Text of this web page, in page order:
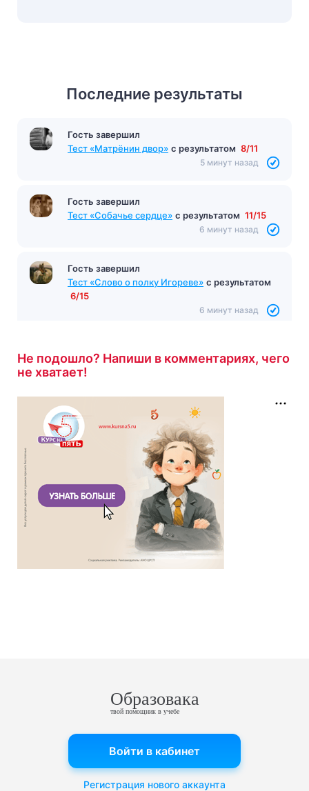
Последние результаты
Гость завершил
Тест «Матрёнин двор» с результатом 8/11
5 минут назад
Гость завершил
Тест «Собачье сердце» с результатом 11/15
6 минут назад
Гость завершил
Тест «Слово о полку Игореве» с результатом
6/15
6 минут назад
Не подошло? Напиши в комментариях, чего
не хватает!
Образовака
твой помощник в учебе
Войти в кабинет
Регистрация нового аккаунта